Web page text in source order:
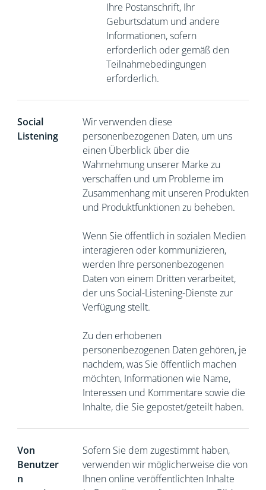
Ihre Postanschrift, Ihr
Geburtsdatum und andere
Informationen, sofern
erforderlich oder gemäß den
Teilnahmebedingungen
erforderlich.
Social
Listening
Wir verwenden diese
personenbezogenen Daten, um uns
einen Überblick über die
Wahrnehmung unserer Marke zu
verschaffen und um Probleme im
Zusammenhang mit unseren Produkten
und Produktfunktionen zu beheben.
Wenn Sie öffentlich in sozialen Medien
interagieren oder kommunizieren,
werden Ihre personenbezogenen
Daten von einem Dritten verarbeitet,
der uns Social-Listening-Dienste zur
Verfügung stellt.
Zu den erhobenen
personenbezogenen Daten gehören, je
nachdem, was Sie öffentlich machen
möchten, Informationen wie Name,
Interessen und Kommentare sowie die
Inhalte, die Sie gepostet/geteilt haben.
Von
Benutzer
n
Sofern Sie dem zugestimmt haben,
verwenden wir möglicherweise die von
Ihnen online veröffentlichten Inhalte